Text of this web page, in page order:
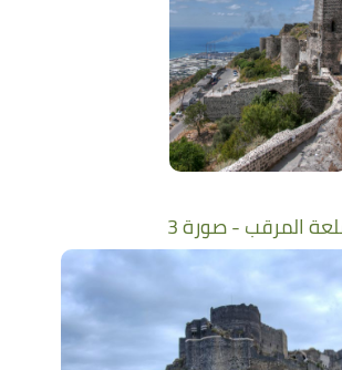
المرقب - صورة 3